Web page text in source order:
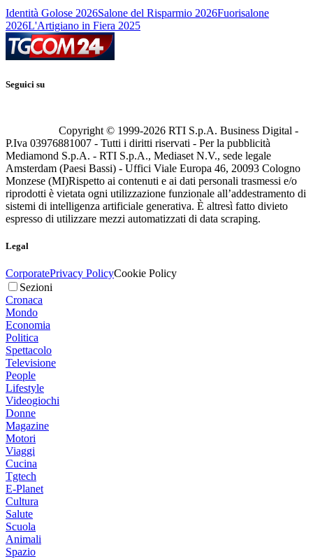
Identità Golose 2026Salone del Risparmio 2026Fuorisalone
2026L'Artigiano in Fiera 2025
Seguici su
Copyright © 1999-2026 RTI S.p.A. Business Digital -
P.Iva 03976881007 - Tutti i diritti riservati - Per la pubblicità
Mediamond S.p.A. - RTI S.p.A., Mediaset N.V., sede legale
Amsterdam (Paesi Bassi) - Uffici Viale Europa 46, 20093 Cologno
Monzese (MI)Rispetto ai contenuti e ai dati personali trasmessi e/o
riprodotti è vietata ogni utilizzazione funzionale all’addestramento di
sistemi di intelligenza artificiale generativa. È altresì fatto divieto
espresso di utilizzare mezzi automatizzati di data scraping.
Legal
CorporatePrivacy PolicyCookie Policy
Sezioni
Cronaca
Mondo
Economia
Politica
Spettacolo
Televisione
People
Lifestyle
Videogiochi
Donne
Magazine
Motori
Viaggi
Cucina
Tgtech
E-Planet
Cultura
Salute
Scuola
Animali
Spazio